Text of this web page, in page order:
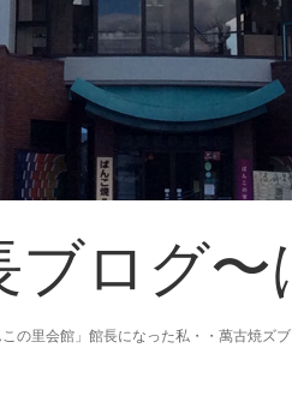
ログ
里会館」館長になった私・・萬古焼ズ